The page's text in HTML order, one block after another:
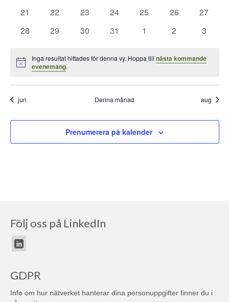
0
21
0
22
0
23
0
24
0
25
0
26
0
27
0
28
0
29
0
30
0
31
0
1
0
2
0
3
Notis
Inga resultat hittades för denna vy. Hoppa tillnästa kommande
evenemang.
jun Denna månad aug
Prenumerera på kalender
Följ oss på LinkedIn
GDPR
Info om hur nätverket hanterar dina personuppgifter finner du i